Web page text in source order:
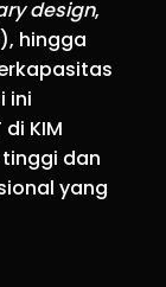
design,
hingga
ini
KIM
dan
yang